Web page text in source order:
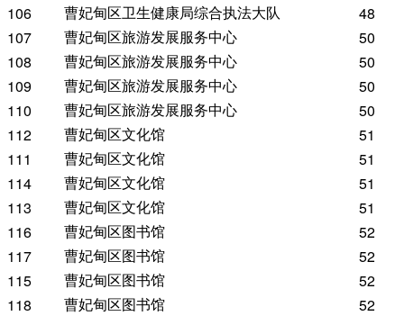
106
曹妃甸区卫生健康局综合执法大队
48
107
曹妃甸区旅游发展服务中心
50
108
曹妃甸区旅游发展服务中心
50
109
曹妃甸区旅游发展服务中心
50
110
曹妃甸区旅游发展服务中心
50
112
曹妃甸区文化馆
51
111
曹妃甸区文化馆
51
114
曹妃甸区文化馆
51
113
曹妃甸区文化馆
51
116
曹妃甸区图书馆
52
117
曹妃甸区图书馆
52
115
曹妃甸区图书馆
52
118
曹妃甸区图书馆
52